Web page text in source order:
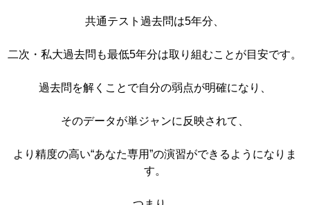
共通テスト過去問は5年分、
二次・私大過去問も最低5年分は取り組むことが目安です。
過去問を解くことで自分の弱点が明確になり、
そのデータが単ジャンに反映されて、
より精度の高い“あなた専用”の演習ができるようになりま
す。